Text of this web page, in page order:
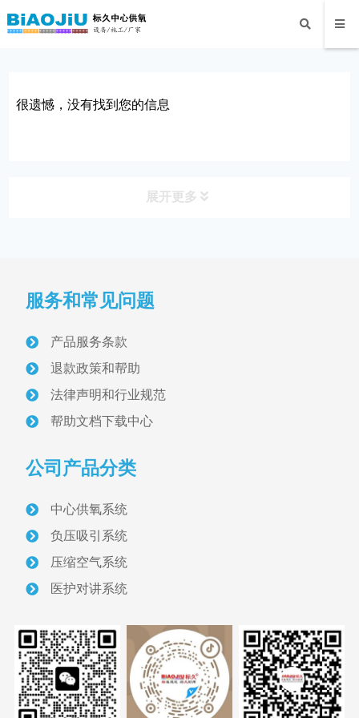
很遗憾，没有找到您的信息
展开更多
病房设备带与终端
医用气体终端
气体维修阀
配电与照明
医护对讲设备
信息化呼叫对讲
智能型呼叫对讲
医用气体管道与设备
医用气体管道
管道压力调节监控设备
服务和常见问题
产品服务条款
退款政策和帮助
法律声明和行业规范
帮助文档下载中心
公司产品分类
中心供氧系统
负压吸引系统
压缩空气系统
医护对讲系统